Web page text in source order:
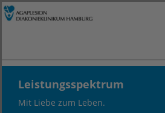
Leistungsspektrum
Mit Liebe zum Leben.